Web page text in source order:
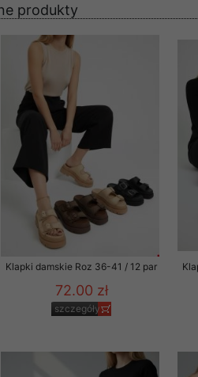
produkty
Klapki damskie Roz 36-41 / 12 par
72.00 zł
szczegóły
przetwarzaniu Twoich danych
Potrzebujemy na to Twojej zgody.
Jeżeli klikniesz przycisk „Przejdź
GROUP Sp. z o.o.
Wyrażenie zgody jest dobrowolne.
wpływa na zgodność z prawem
Dodatkowe informacje, w tym o
Twoich danych, ograniczenia ich
podejmowaniu decyzji, w tym
danych osobowych) znajdziesz w
---------------------------------------------------
Polityka prywatności
Polityka prywatności sklepu